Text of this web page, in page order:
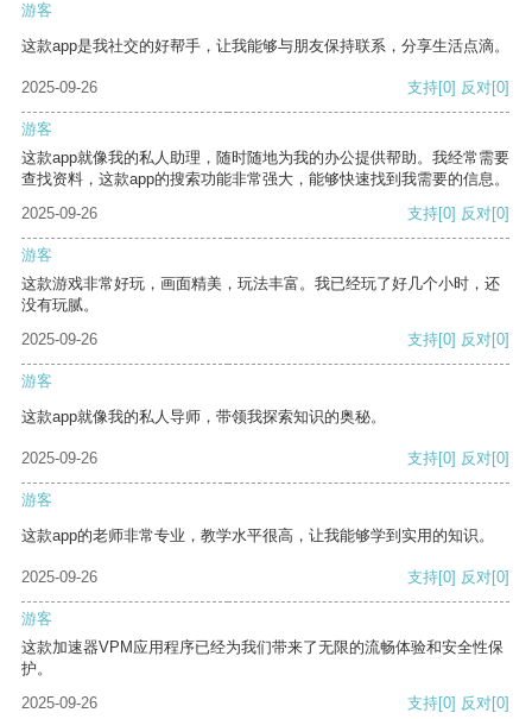
游客
这款app是我社交的好帮手，让我能够与朋友保持联系，分享生活点滴。
2025-09-26 支持[0] 反对[0]
游客
这款app就像我的私人助理，随时随地为我的办公提供帮助。我经常需要
查找资料，这款app的搜索功能非常强大，能够快速找到我需要的信息。
2025-09-26
支持[0] 反对[0]
游客
这款游戏非常好玩，画面精美，玩法丰富。我已经玩了好几个小时，还
没有玩腻。
2025-09-26
支持[0] 反对[0]
游客
这款app就像我的私人导师，带领我探索知识的奥秘。
2025-09-26 支持[0] 反对[0]
游客
这款app的老师非常专业，教学水平很高，让我能够学到实用的知识。
2025-09-26 支持[0] 反对[0]
游客
这款加速器VPM应用程序已经为我们带来了无限的流畅体验和安全性保
护。
2025-09-26
支持[0] 反对[0]